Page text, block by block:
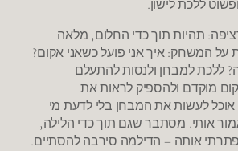
ללכת לישון.
תהיות תוך כדי החלום, מלאה
על המשחק: איך אני פועל כשאני אקום?
ללכת למבחן ולנסות להתעלם
מוקדם ולהספיק לראות את
אוכל לעשות את המבחן בלי לדעת מי
אותי. מסתבר שגם תוך כדי הלילה,
אותה – הדילמה סירבה להסתיים.